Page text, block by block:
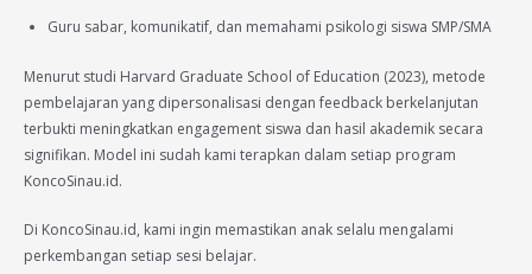
Guru sabar, komunikatif, dan memahami psikologi siswa SMP/SMA
Menurut studi Harvard Graduate School of Education (2023), metode
pembelajaran yang dipersonalisasi dengan feedback berkelanjutan
terbukti meningkatkan engagement siswa dan hasil akademik secara
signifikan. Model ini sudah kami terapkan dalam setiap program
KoncoSinau.id.
Di KoncoSinau.id, kami ingin memastikan anak selalu mengalami
perkembangan setiap sesi belajar.